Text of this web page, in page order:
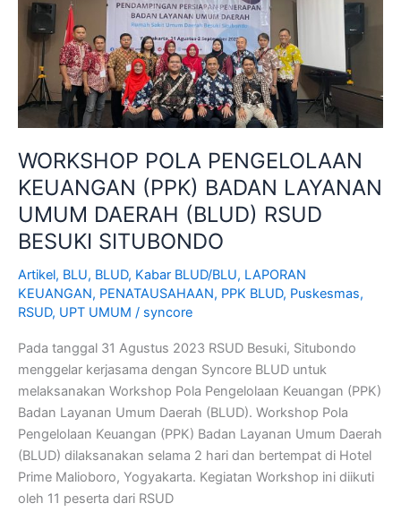
WORKSHOP POLA PENGELOLAAN
KEUANGAN (PPK) BADAN LAYANAN
UMUM DAERAH (BLUD) RSUD
BESUKI SITUBONDO
Artikel, BLU, BLUD, Kabar BLUD/BLU, LAPORAN
KEUANGAN, PENATAUSAHAAN, PPK BLUD, Puskesmas,
RSUD, UPT UMUM / syncore
Pada tanggal 31 Agustus 2023 RSUD Besuki, Situbondo
menggelar kerjasama dengan Syncore BLUD untuk
melaksanakan Workshop Pola Pengelolaan Keuangan (PPK)
Badan Layanan Umum Daerah (BLUD). Workshop Pola
Pengelolaan Keuangan (PPK) Badan Layanan Umum Daerah
(BLUD) dilaksanakan selama 2 hari dan bertempat di Hotel
Prime Malioboro, Yogyakarta. Kegiatan Workshop ini diikuti
oleh 11 peserta dari RSUD
(PPK)
BADAN
LAYANAN
UMUM
DAERAH
(BLUD)
BESUKI
SITUBONDO